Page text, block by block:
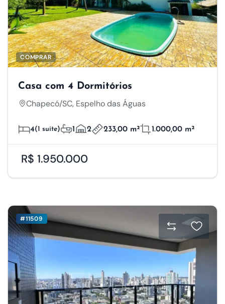
COMPRAR
Casa com 4 Dormitórios
Chapecó/SC, Espelho das Águas
4(1 suíte) 1 2 233,00 m² 1.000,00 m²
R$ 1.950.000
#11509